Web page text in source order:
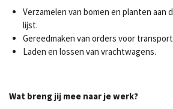
Verzamelen van bomen en planten aan
lijst.
Gereedmaken van orders voor
Laden en lossen van vrachtwagens.
Wat breng jij mee naar je werk?